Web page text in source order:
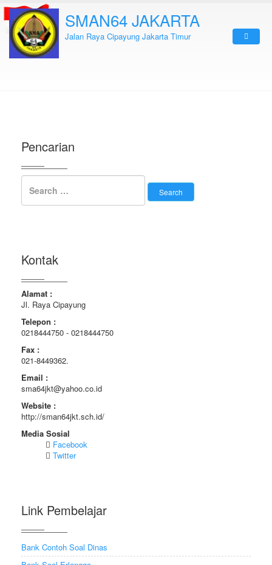
SMAN64 JAKARTA
Jalan Raya Cipayung Jakarta Timur
Pencarian
Kontak
Alamat :
Jl. Raya Cipayung
Telepon :
0218444750 - 0218444750
Fax :
021-8449362.
Email :
sma64jkt@yahoo.co.id
Website :
http://sman64jkt.sch.id/
Media Sosial
Facebook
Twitter
Link Pembelajar
Bank Contoh Soal Dinas